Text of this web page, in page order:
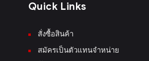
Quick Links
สั่งซื้อสินค้า
สมัครเป็นตัวแทนจำหน่าย